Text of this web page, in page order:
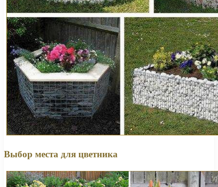
Выбор места для цветника